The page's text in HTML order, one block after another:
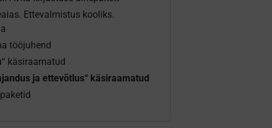
Ettevalmistus kooliks.
tööjuhend
käsiraamatud
ja ettevõtlus“ käsiraamatud